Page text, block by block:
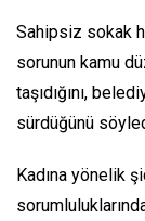
Sahipsiz sokak
sorunun kamu
taşıdığını,
sürdüğünü
Kadına yönelik